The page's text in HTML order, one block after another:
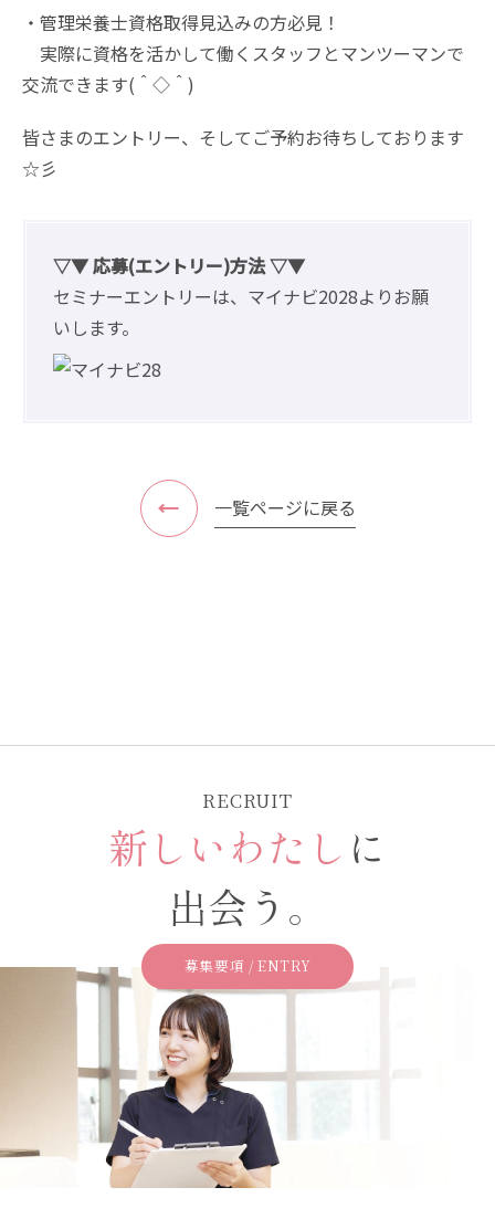
・管理栄養士資格取得見込みの方必見！
実際に資格を活かして働くスタッフとマンツーマンで
交流できます(＾◇＾)
皆さまのエントリー、そしてご予約お待ちしております
☆彡
▽▼ 応募(エントリー)方法 ▽▼
セミナーエントリーは、マイナビ2028よりお願
いします。
一覧ページに戻る
RECRUIT
新しいわたし に
出会う。
募集要項 / ENTRY